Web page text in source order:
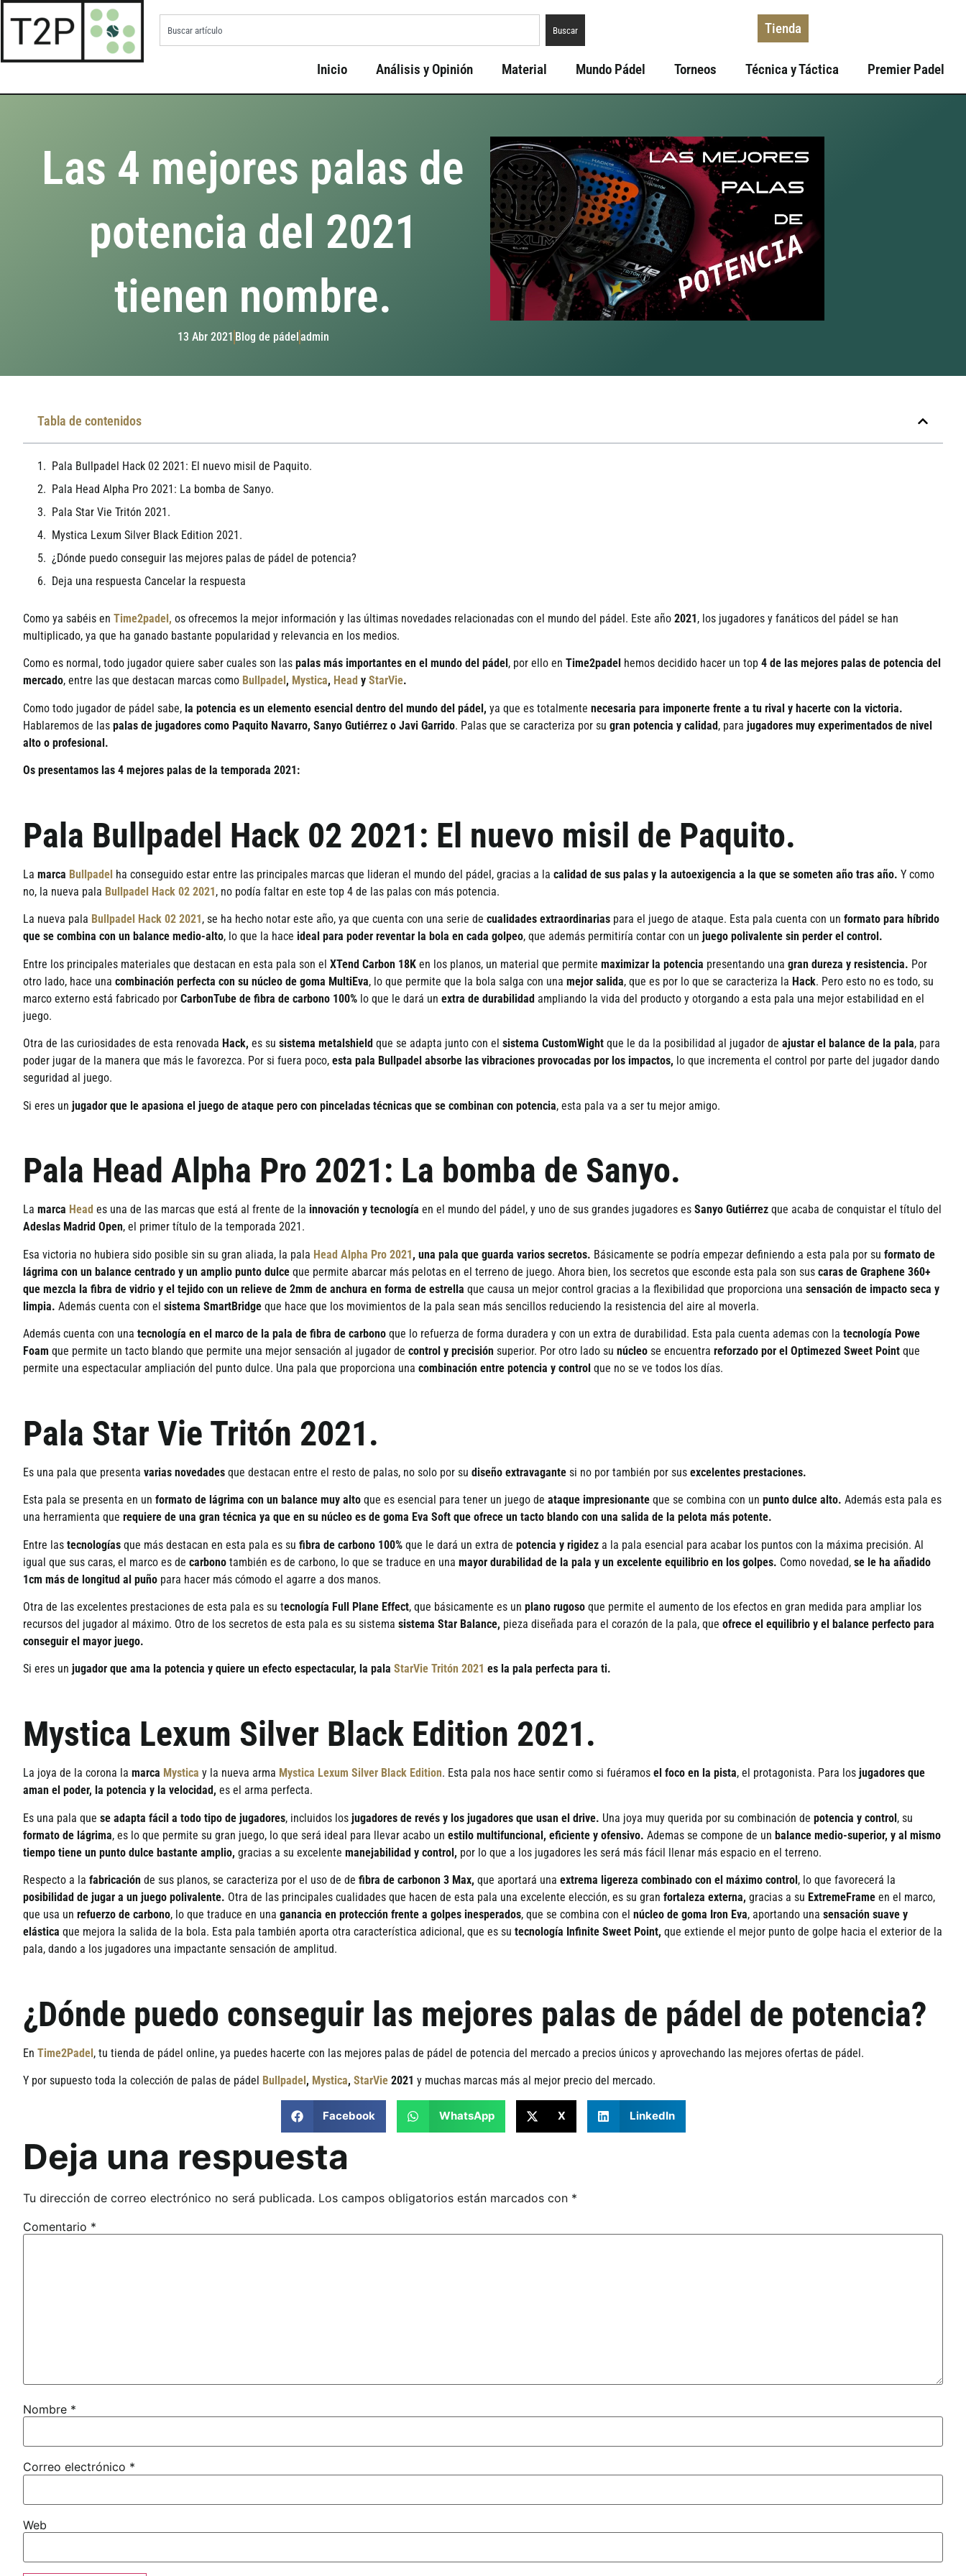
Buscar Tienda
Inicio Análisis y Opinión Material Mundo Pádel Torneos Técnica y Táctica Premier Padel
Las 4 mejores palas de
potencia del 2021
tienen nombre.
13 Abr 2021 Blog de pádeladmin
Tabla de contenidos
Pala Bullpadel Hack 02 2021: El nuevo misil de Paquito.
Pala Head Alpha Pro 2021: La bomba de Sanyo.
Pala Star Vie Tritón 2021.
Mystica Lexum Silver Black Edition 2021.
¿Dónde puedo conseguir las mejores palas de pádel de potencia?
Deja una respuesta Cancelar la respuesta
Como ya sabéis en Time2padel, os ofrecemos la mejor información y las últimas novedades relacionadas con el mundo del pádel. Este año 2021, los jugadores y fanáticos del pádel se han
multiplicado, ya que ha ganado bastante popularidad y relevancia en los medios.
Como es normal, todo jugador quiere saber cuales son las palas más importantes en el mundo del pádel , por ello en Time2padel hemos decidido hacer un top 4 de las mejores palas de potencia del
mercado, entre las que destacan marcas como Bullpadel , Mystica, Head y StarVie.
Como todo jugador de pádel sabe, la potencia es un elemento esencial dentro del mundo del pádel, ya que es totalmente necesaria para imponerte frente a tu rival y hacerte con la victoria.
Hablaremos de las palas de jugadores como Paquito Navarro, Sanyo Gutiérrez o Javi Garrido. Palas que se caracteriza por su gran potencia y calidad, para jugadores muy experimentados de nivel
alto o profesional.
Os presentamos las 4 mejores palas de la temporada 2021:
Pala Bullpadel Hack 02 2021: El nuevo misil de Paquito.
La marca Bullpadel ha conseguido estar entre las principales marcas que lideran el mundo del pádel, gracias a la calidad de sus palas y la autoexigencia a la que se someten año tras año. Y como
no, la nueva pala Bullpadel Hack 02 2021, no podía faltar en este top 4 de las palas con más potencia.
La nueva pala Bullpadel Hack 02 2021 , se ha hecho notar este año, ya que cuenta con una serie de cualidades extraordinarias para el juego de ataque. Esta pala cuenta con un formato para híbrido
que se combina con un balance medio-alto, lo que la hace ideal para poder reventar la bola en cada golpeo, que además permitiría contar con un juego polivalente sin perder el control.
Entre los principales materiales que destacan en esta pala son el XTend Carbon 18K en los planos, un material que permite maximizar la potencia presentando una gran dureza y resistencia. Por
otro lado, hace una combinación perfecta con su núcleo de goma MultiEva, lo que permite que la bola salga con una mejor salida, que es por lo que se caracteriza la Hack. Pero esto no es todo, su
marco externo está fabricado por CarbonTube de fibra de carbono 100% lo que le dará un extra de durabilidad ampliando la vida del producto y otorgando a esta pala una mejor estabilidad en el
juego.
Otra de las curiosidades de esta renovada Hack, es su sistema metalshield que se adapta junto con el sistema CustomWight que le da la posibilidad al jugador de ajustar el balance de la pala, para
poder jugar de la manera que más le favorezca. Por si fuera poco, esta pala Bullpadel absorbe las vibraciones provocadas por los impactos, lo que incrementa el control por parte del jugador dando
seguridad al juego.
Si eres un jugador que le apasiona el juego de ataque pero con pinceladas técnicas que se combinan con potencia, esta pala va a ser tu mejor amigo.
Pala Head Alpha Pro 2021: La bomba de Sanyo.
La marca Head es una de las marcas que está al frente de la innovación y tecnología en el mundo del pádel, y uno de sus grandes jugadores es Sanyo Gutiérrez que acaba de conquistar el título del
Adeslas Madrid Open, el primer título de la temporada 2021.
Esa victoria no hubiera sido posible sin su gran aliada, la pala Head Alpha Pro 2021, una pala que guarda varios secretos. Básicamente se podría empezar definiendo a esta pala por su formato de
lágrima con un balance centrado y un amplio punto dulce que permite abarcar más pelotas en el terreno de juego. Ahora bien, los secretos que esconde esta pala son sus caras de Graphene 360+
que mezcla la fibra de vidrio y el tejido con un relieve de 2mm de anchura en forma de estrella que causa un mejor control gracias a la flexibilidad que proporciona una sensación de impacto seca y
limpia. Además cuenta con el sistema SmartBridge que hace que los movimientos de la pala sean más sencillos reduciendo la resistencia del aire al moverla.
Además cuenta con una tecnología en el marco de la pala de fibra de carbono que lo refuerza de forma duradera y con un extra de durabilidad. Esta pala cuenta ademas con la tecnología Powe
Foam que permite un tacto blando que permite una mejor sensación al jugador de control y precisión superior. Por otro lado su núcleo se encuentra reforzado por el Optimezed Sweet Point que
permite una espectacular ampliación del punto dulce. Una pala que proporciona una combinación entre potencia y control que no se ve todos los días.
Pala Star Vie Tritón 2021.
Es una pala que presenta varias novedades que destacan entre el resto de palas, no solo por su diseño extravagante si no por también por sus excelentes prestaciones.
Esta pala se presenta en un formato de l ágrima con un balance muy alto que es esencial para tener un juego de ataque impresionante que se combina con un punto dulce alto. Además esta pala es
una herramienta que requiere de una gran técnica ya que en su núcleo es de goma Eva Soft que ofrece un tacto blando con una salida de la pelota más potente.
Entre las tecnologías que más destacan en esta pala es su fibra de carbono 100% que le dará un extra de potencia y rigidez a la pala esencial para acabar los puntos con la máxima precisión. Al
igual que sus caras, el marco es de carbono también es de carbono, lo que se traduce en una mayor durabilidad de la pala y un excelente equilibrio en los golpes. Como novedad, se le ha añadido
1cm más de longitud al puño para hacer más cómodo el agarre a dos manos.
Otra de las excelentes prestaciones de esta pala es su tecnología Full Plane Effect, que básicamente es un plano rugoso que permite el aumento de los efectos en gran medida para ampliar los
recursos del jugador al máximo. Otro de los secretos de esta pala es su sistema sistema Star Balance, pieza diseñada para el corazón de la pala, que ofrece el equilibrio y el balance perfecto para
conseguir el mayor juego.
Si eres un jugador que ama la potencia y quiere un efecto espectacular, la pala StarVie Tritón 2021 es la pala perfecta para ti.
Mystica Lexum Silver Black Edition 2021.
La joya de la corona la marca Mystica y la nueva arma Mystica Lexum Silver Black Edition. Esta pala nos hace sentir como si fuéramos el foco en la pista, el protagonista. Para los jugadores que
aman el poder, la potencia y la velocidad, es el arma perfecta.
Es una pala que se adapta fácil a todo tipo de jugadores, incluidos los jugadores de revés y los jugadores que usan el drive. Una joya muy querida por su combinación de potencia y control, su
formato de lágrima, es lo que permite su gran juego, lo que será ideal para llevar acabo un estilo multifuncional, eficiente y ofensivo. Ademas se compone de un balance medio-superior, y al mismo
tiempo tiene un punto dulce bastante amplio, gracias a su excelente manejabilidad y control, por lo que a los jugadores les será más fácil llenar más espacio en el terreno.
Respecto a la fabricación de sus planos, se caracteriza por el uso de de fibra de carbonon 3 Max, que aportará una extrema ligereza combinado con el máximo control, lo que favorecerá la
posibilidad de jugar a un juego polivalente. Otra de las principales cualidades que hacen de esta pala una excelente elección, es su gran fortaleza externa, gracias a su ExtremeFrame en el marco,
que usa un refuerzo de carbono, lo que traduce en una ganancia en protección frente a golpes inesperados, que se combina con el núcleo de goma Iron Eva, aportando una sensación suave y
elástica que mejora la salida de la bola. Esta pala también aporta otra característica adicional, que es su tecnología Infinite Sweet Point, que extiende el mejor punto de golpe hacia el exterior de la
pala, dando a los jugadores una impactante sensación de amplitud.
¿Dónde puedo conseguir las mejores palas de pádel de potencia?
En Time2Padel, tu tienda de pádel online, ya puedes hacerte con las mejores palas de pádel de potencia del mercado a precios únicos y aprovechando las mejores ofertas de pádel.
Y por supuesto toda la colección de palas de pádel Bullpadel , Mystica, StarVie 2021 y muchas marcas más al mejor precio del mercado.
Facebook WhatsApp X LinkedIn
Deja una respuesta
Tu dirección de correo electrónico no será publicada. Los campos obligatorios están marcados con *
Comentario *
Nombre *
Correo electrónico *
Web